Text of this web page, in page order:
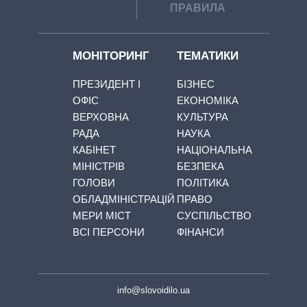
ПРАВИЛА
МОНІТОРИНГ
ПРЕЗИДЕНТ І
ОФІС
ВЕРХОВНА
РАДА
КАБІНЕТ
МІНІСТРІВ
ГОЛОВИ
ОБЛАДМІНІСТРАЦІЙ
МЕРИ МІСТ
ВСІ ПЕРСОНИ
ТЕМАТИКИ
БІЗНЕС
ЕКОНОМІКА
КУЛЬТУРА
НАУКА
НАЦІОНАЛЬНА
БЕЗПЕКА
ПОЛІТИКА
ПРАВО
СУСПІЛЬСТВО
ФІНАНСИ
info@slovoidilo.ua